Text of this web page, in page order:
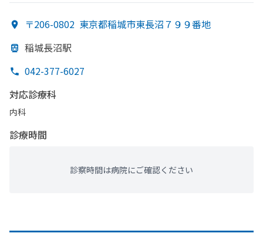
〒206-0802 東京都稲城市東長沼７９９番地
稲城長沼駅
042-377-6027
対応診療科
内科
診療時間
診察時間は病院にご確認ください